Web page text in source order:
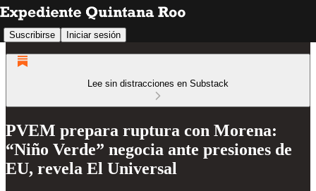
Suscribirse Iniciar sesión
Lee sin distracciones en Substack
PVEM prepara ruptura con Morena:
“Niño Verde” negocia ante presiones de
EU, revela El Universal